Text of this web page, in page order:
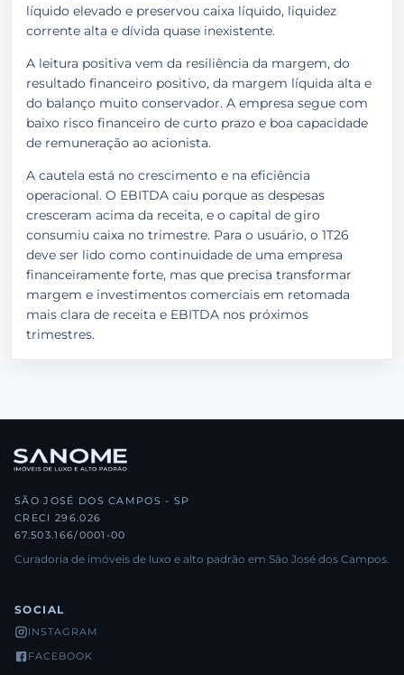
líquido elevado e preservou caixa líquido, liquidez
corrente alta e dívida quase inexistente.
A leitura positiva vem da resiliência da margem, do
resultado financeiro positivo, da margem líquida alta e
do balanço muito conservador. A empresa segue com
baixo risco financeiro de curto prazo e boa capacidade
de remuneração ao acionista.
A cautela está no crescimento e na eficiência
operacional. O EBITDA caiu porque as despesas
cresceram acima da receita, e o capital de giro
consumiu caixa no trimestre. Para o usuário, o 1T26
deve ser lido como continuidade de uma empresa
financeiramente forte, mas que precisa transformar
margem e investimentos comerciais em retomada
mais clara de receita e EBITDA nos próximos
trimestres.
SÃO JOSÉ DOS CAMPOS - SP
CRECI 296.026
67.503.166/0001-00
Curadoria de imóveis de luxo e alto padrão em São José dos Campos.
SOCIAL
INSTAGRAM
FACEBOOK